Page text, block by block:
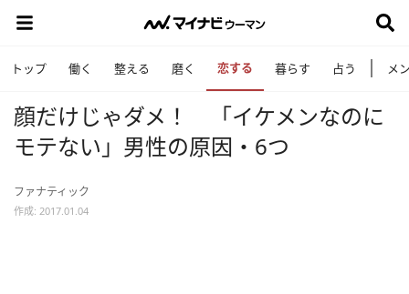
トップ 働く 整える 磨く 恋する 暮らす 占う メ
顔だけじゃダメ！ 「イケメンなのに
モテない」男性の原因・6つ
ファナティック
作成: 2017.01.04